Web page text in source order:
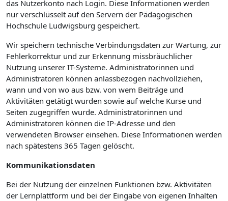
das Nutzerkonto nach Login. Diese Informationen werden
nur verschlüsselt auf den Servern der Pädagogischen
Hochschule Ludwigsburg gespeichert.
Wir speichern technische Verbindungsdaten zur Wartung, zur
Fehlerkorrektur und zur Erkennung missbräuchlicher
Nutzung unserer IT-Systeme. Administratorinnen und
Administratoren können anlassbezogen nachvollziehen,
wann und von wo aus bzw. von wem Beiträge und
Aktivitäten getätigt wurden sowie auf welche Kurse und
Seiten zugegriffen wurde. Administratorinnen und
Administratoren können die IP-Adresse und den
verwendeten Browser einsehen. Diese Informationen werden
nach spätestens 365 Tagen gelöscht.
Kommunikationsdaten
Bei der Nutzung der einzelnen Funktionen bzw. Aktivitäten
der Lernplattform und bei der Eingabe von eigenen Inhalten